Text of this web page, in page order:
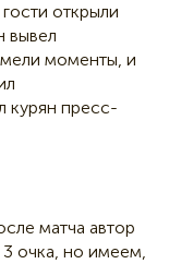
открыли
вывел
моменты, и
курян пресс-
матча автор
3 очка, но имеем,